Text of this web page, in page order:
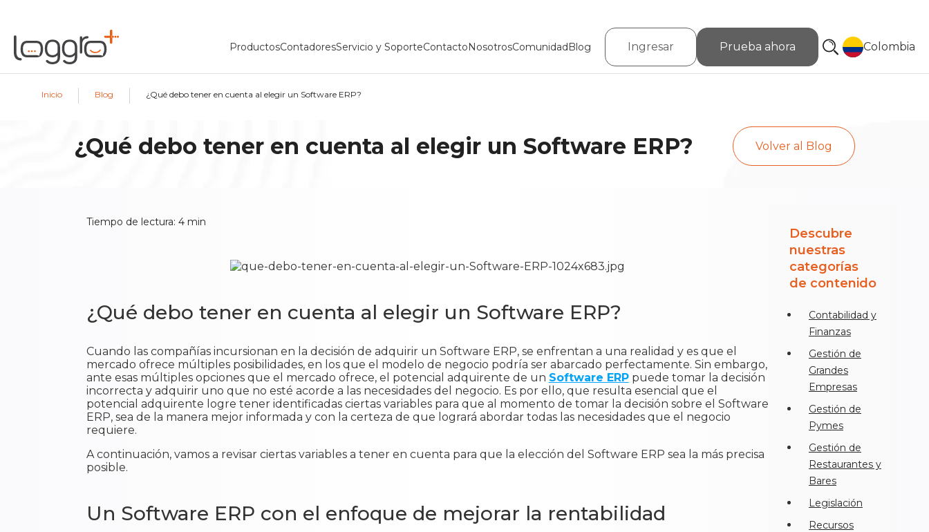
ProductosContadoresServicio y SoporteContactoNosotrosComunidadBlog Ingresar Prueba ahora Colombia
Inicio | Blog | ¿Qué debo tener en cuenta al elegir un Software ERP?
¿Qué debo tener en cuenta al elegir un Software ERP? Volver al Blog
Tiempo de lectura: 4 min
¿Qué debo tener en cuenta al elegir un Software ERP?
Cuando las compañías incursionan en la decisión de adquirir un Software ERP, se enfrentan a una realidad y es que el
mercado ofrece múltiples posibilidades, en los que el modelo de negocio podría ser abarcado perfectamente. Sin embargo,
ante esas múltiples opciones que el mercado ofrece, el potencial adquirente de un Software ERPpuede tomar la decisión
incorrecta y adquirir uno que no esté acorde a las necesidades del negocio. Es por ello, que resulta esencial que el
potencial adquirente logre tener identificadas ciertas variables para que al momento de tomar la decisión sobre el Software
ERP, sea de la manera mejor informada y con la certeza de que logrará abordar todas las necesidades que el negocio
requiere.
A continuación, vamos a revisar ciertas variables a tener en cuenta para que la elección del Software ERP sea la más precisa
posible.
Un Software ERP con el enfoque de mejorar la rentabilidad
Descubre
nuestras
categorías
de contenido
Contabilidad y
Finanzas
Gestión de
Grandes
Empresas
Gestión de
Pymes
Gestión de
Restaurantes y
Bares
Legislación
Recursos